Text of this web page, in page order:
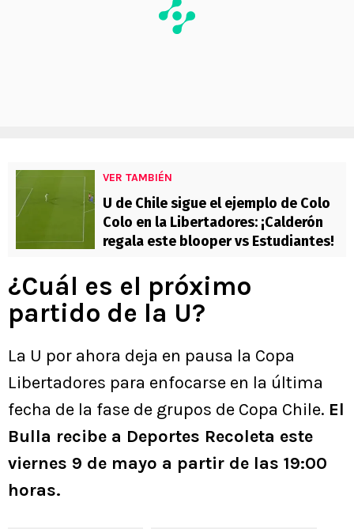
VER TAMBIÉN
U de Chile sigue el ejemplo de Colo
Colo en la Libertadores: ¡Calderón
regala este blooper vs Estudiantes!
¿Cuál es el próximo
partido de la U?
La U por ahora deja en pausa la Copa
Libertadores para enfocarse en la última
fecha de la fase de grupos de Copa Chile. El
Bulla recibe a Deportes Recoleta este
viernes 9 de mayo a partir de las 19:00
horas.